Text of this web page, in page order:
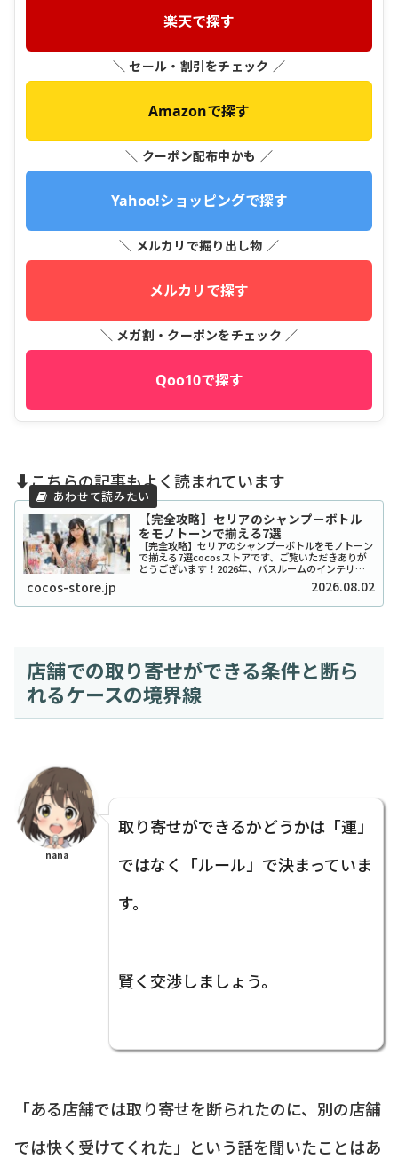
楽天で探す
＼ セール・割引をチェック ／
Amazonで探す
＼ クーポン配布中かも ／
Yahoo!ショッピングで探す
＼ メルカリで掘り出し物 ／
メルカリで探す
＼ メガ割・クーポンをチェック ／
Qoo10で探す
⬇️こちらの記事もよく読まれています
【完全攻略】セリアのシャンプーボトル
をモノトーンで揃える7選
【完全攻略】セリアのシャンプーボトルをモノトーン
で揃える7選cocosストアです、ご覧いただきありが
とうございます！2026年、バスルームのインテリア
をワンランク上げたいと考えているあなたに、セリア
のシャンプーボトル（モノトーン）はまさに救...
cocos-store.jp 2026.08.02
店舗での取り寄せができる条件と断ら
れるケースの境界線
nana
取り寄せができるかどうかは「運」
ではなく「ルール」で決まっていま
す。
賢く交渉しましょう。
「ある店舗では取り寄せを断られたのに、別の店舗
では快く受けてくれた」という話を聞いたことはあ